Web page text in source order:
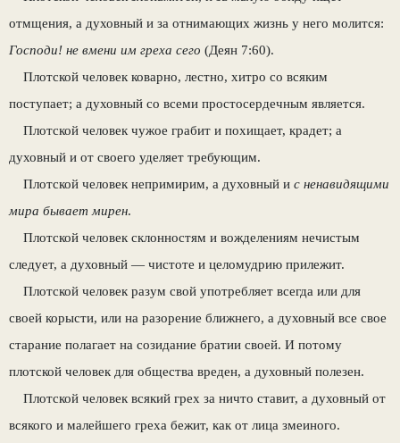
отмщения, а духовный и за отнимающих жизнь у него молится:
Господи! не вмени им греха сего (Деян 7:60).
Плотской человек коварно, лестно, хитро со всяким
поступает; а духовный со всеми простосердечным является.
Плотской человек чужое грабит и похищает, крадет; а
духовный и от своего уделяет требующим.
Плотской человек непримирим, а духовный и с ненавидящими
мира бывает мирен.
Плотской человек склонностям и вожделениям нечистым
следует, а духовный — чистоте и целомудрию прилежит.
Плотской человек разум свой употребляет всегда или для
своей корысти, или на разорение ближнего, а духовный все свое
старание полагает на созидание братии своей. И потому
плотской человек для общества вреден, а духовный полезен.
Плотской человек всякий грех за ничто ставит, а духовный от
всякого и малейшего греха бежит, как от лица змеиного.